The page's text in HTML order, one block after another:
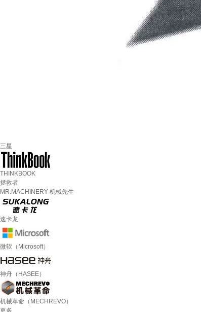
三星
THINKBOOK
拯救者
MR.MACHINERY 机械先生
速卡龙
微软（Microsoft）
神舟（HASEE）
机械革命（MECHREVO）
更多